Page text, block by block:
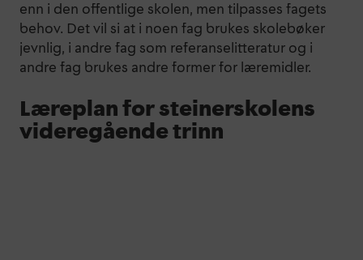
enn i den offentlige skolen, men tilpasses fagets
behov. Det vil si at i noen fag brukes skolebøker
jevnlig, i andre fag som referanselitteratur og i
andre fag brukes andre former for læremidler.
Læreplan for steinerskolens
videregående trinn